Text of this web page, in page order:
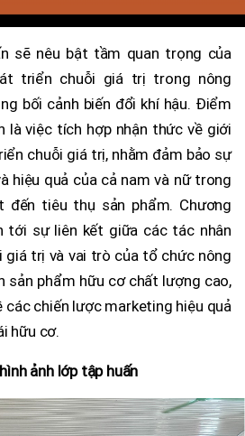
sẽ nêu bật tầm quan trọng của
triển chuỗi giá trị trong nông
bối cảnh biến đổi khí hậu. Điểm
là việc tích hợp nhận thức về giới
chuỗi giá trị, nhằm đảm bảo sự
hiệu quả của cả nam và nữ trong
đến tiêu thụ sản phẩm. Chương
tới sự liên kết giữa các tác nhân
giá trị và vai trò của tổ chức nông
sản phẩm hữu cơ chất lượng cao,
chiến lược marketing hiệu quả
hữu cơ.
ảnh lớp tập huấn